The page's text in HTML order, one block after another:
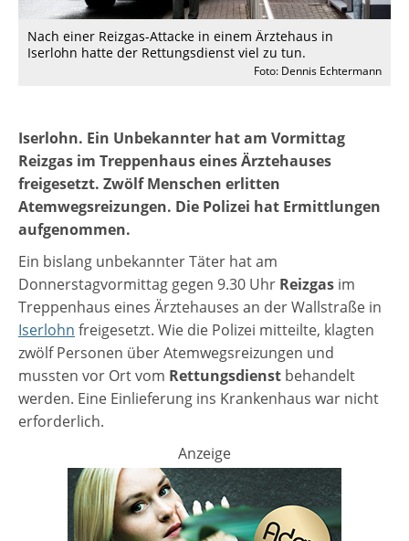
Nach einer Reizgas-Attacke in einem Ärztehaus in
Iserlohn hatte der Rettungsdienst viel zu tun.
Foto: Dennis Echtermann
Iserlohn. Ein Unbekannter hat am Vormittag
Reizgas im Treppenhaus eines Ärztehauses
freigesetzt. Zwölf Menschen erlitten
Atemwegsreizungen. Die Polizei hat Ermittlungen
aufgenommen.
Ein bislang unbekannter Täter hat am
Donnerstagvormittag gegen 9.30 Uhr Reizgas im
Treppenhaus eines Ärztehauses an der Wallstraße in
Iserlohn freigesetzt. Wie die Polizei mitteilte, klagten
zwölf Personen über Atemwegsreizungen und
mussten vor Ort vom Rettungsdienst behandelt
werden. Eine Einlieferung ins Krankenhaus war nicht
erforderlich.
Anzeige